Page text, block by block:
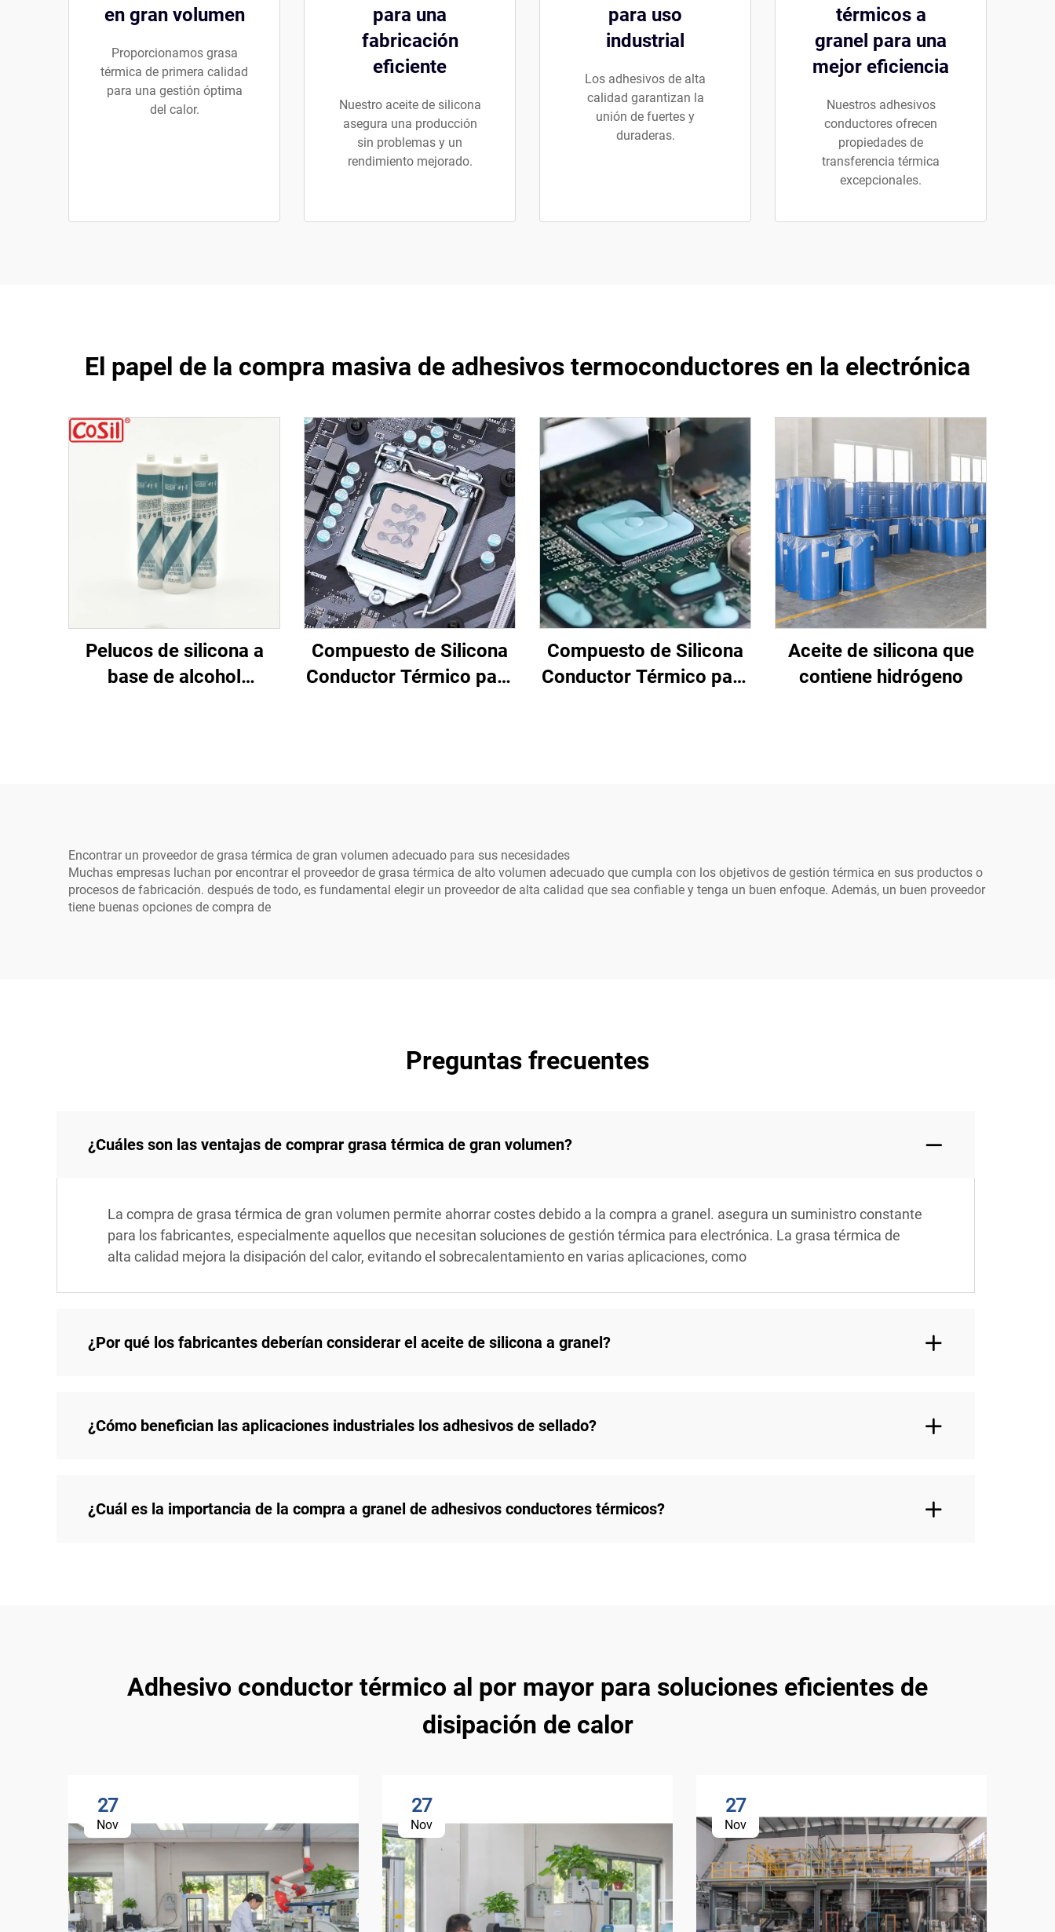
en gran volumen
Proporcionamos grasa
térmica de primera calidad
para una gestión óptima
del calor.
para una
fabricación
eficiente
Nuestro aceite de silicona
asegura una producción
sin problemas y un
rendimiento mejorado.
para uso
industrial
Los adhesivos de alta
calidad garantizan la
unión de fuertes y
duraderas.
térmicos a
granel para una
mejor eficiencia
Nuestros adhesivos
conductores ofrecen
propiedades de
transferencia térmica
excepcionales.
El papel de la compra masiva de adhesivos termoconductores en la electrónica
Pelucos de silicona a
base de alcohol
Compuesto de Silicona
Conductor Térmico para
Compuesto de Silicona
Conductor Térmico para
Aceite de silicona que
contiene hidrógeno
Encontrar un proveedor de grasa térmica de gran volumen adecuado para sus necesidades
Muchas empresas luchan por encontrar el proveedor de grasa térmica de alto volumen adecuado que cumpla con los objetivos de gestión térmica en sus productos o
procesos de fabricación. después de todo, es fundamental elegir un proveedor de alta calidad que sea confiable y tenga un buen enfoque. Además, un buen proveedor
tiene buenas opciones de compra de
Preguntas frecuentes
¿Cuáles son las ventajas de comprar grasa térmica de gran volumen?
La compra de grasa térmica de gran volumen permite ahorrar costes debido a la compra a granel. asegura un suministro constante
para los fabricantes, especialmente aquellos que necesitan soluciones de gestión térmica para electrónica. La grasa térmica de
alta calidad mejora la disipación del calor, evitando el sobrecalentamiento en varias aplicaciones, como
¿Por qué los fabricantes deberían considerar el aceite de silicona a granel?
¿Cómo benefician las aplicaciones industriales los adhesivos de sellado?
¿Cuál es la importancia de la compra a granel de adhesivos conductores térmicos?
Adhesivo conductor térmico al por mayor para soluciones eficientes de
disipación de calor
27
Nov
27
Nov
27
Nov